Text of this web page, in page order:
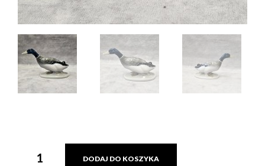
FIGURKA
DODAJ DO KOSZYKA